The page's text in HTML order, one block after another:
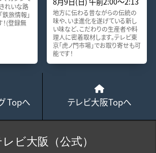
れいな路
鉄旅情報」
！(登録無
地方に伝わる昔ながらの伝統の
味や、いま進化を遂げている新し
い味など、こだわりの生産者や料
理人に密着取材します。テレビ東
京「虎ノ門市場」でお取り寄せも可
能です！
Topへ テレビ大阪Topへ
レビ大阪（公式）